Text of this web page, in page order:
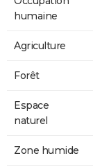
humaine
Agriculture
Forêt
Espace
naturel
Zone humide